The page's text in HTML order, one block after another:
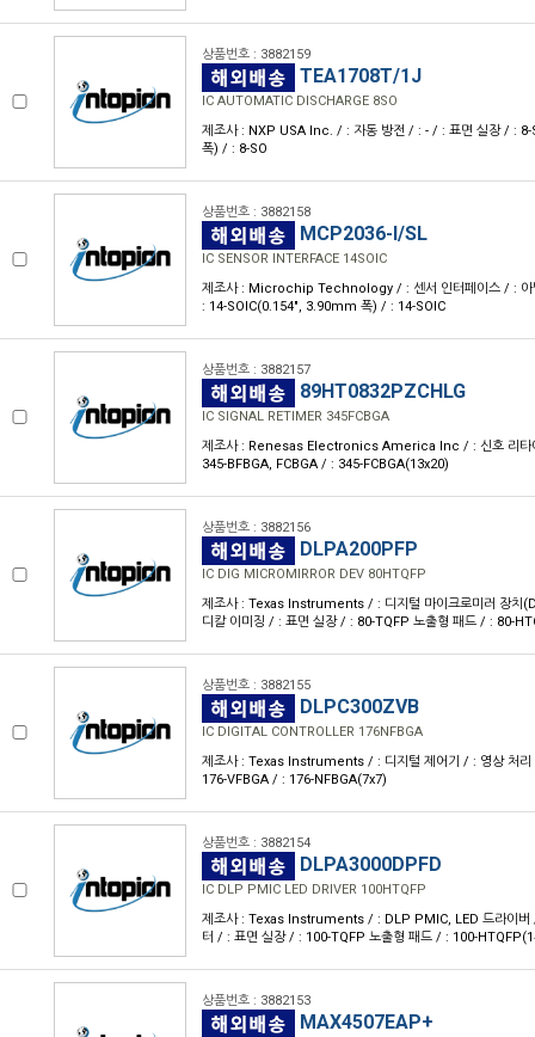
상품번호 : 3882159
TEA1708T/1J
IC AUTOMATIC DISCHARGE 8SO
제조사 : NXP USA Inc. / : 자동 방전 / : - / : 표면 실장 / :
폭) / : 8-SO
상품번호 : 3882158
MCP2036-I/SL
IC SENSOR INTERFACE 14SOIC
제조사 : Microchip Technology / : 센서 인터페이스 / : 아
: 14-SOIC(0.154", 3.90mm 폭) / : 14-SOIC
상품번호 : 3882157
89HT0832PZCHLG
IC SIGNAL RETIMER 345FCBGA
제조사 : Renesas Electronics America Inc / : 신호 리타
345-BFBGA, FCBGA / : 345-FCBGA(13x20)
상품번호 : 3882156
DLPA200PFP
IC DIG MICROMIRROR DEV 80HTQFP
제조사 : Texas Instruments / : 디지털 마이크로미러 장치
디칼 이미징 / : 표면 실장 / : 80-TQFP 노출형 패드 / : 80-
상품번호 : 3882155
DLPC300ZVB
IC DIGITAL CONTROLLER 176NFBGA
제조사 : Texas Instruments / : 디지털 제어기 / : 영상 처리
176-VFBGA / : 176-NFBGA(7x7)
상품번호 : 3882154
DLPA3000DPFD
IC DLP PMIC LED DRIVER 100HTQFP
제조사 : Texas Instruments / : DLP PMIC, LED 드라이
터 / : 표면 실장 / : 100-TQFP 노출형 패드 / : 100-
상품번호 : 3882153
MAX4507EAP+